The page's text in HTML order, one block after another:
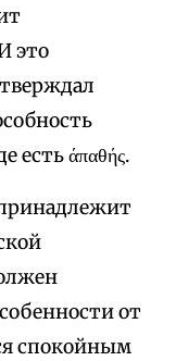
это
есть άπαθής.
принадлежит
от
спокойным